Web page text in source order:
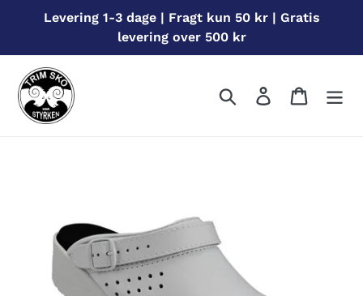
Levering 1-3 dage | Fragt kun 50 kr | Gratis
levering over 500 kr
Søg Log ind